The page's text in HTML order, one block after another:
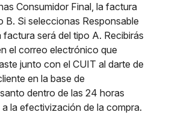
Consumidor Final, la factura
B. Si seleccionas Responsable
factura será del tipo A. Recibirás
el correo electrónico que
junto con el CUIT al darte de
en la base de
dentro de las 24 horas
la efectivización de la compra.